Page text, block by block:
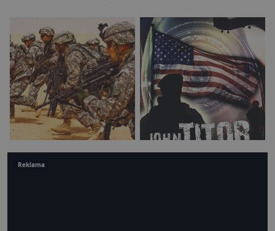
Reklama